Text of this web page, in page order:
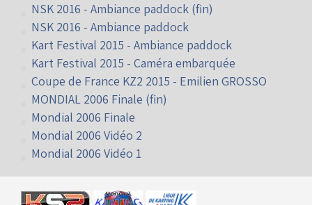
NSK 2016 - Ambiance paddock (fin)
NSK 2016 - Ambiance paddock
Kart Festival 2015 - Ambiance paddock
Kart Festival 2015 - Caméra embarquée
Coupe de France KZ2 2015 - Emilien GROSSO
MONDIAL 2006 Finale (fin)
Mondial 2006 Finale
Mondial 2006 Vidéo 2
Mondial 2006 Vidéo 1